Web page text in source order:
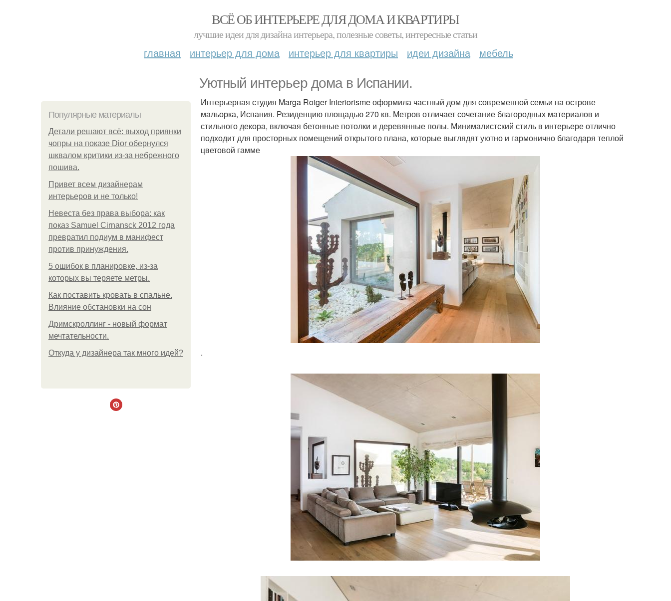
ВСЁ ОБ ИНТЕРЬЕРЕ ДЛЯ ДОМА И КВАРТИРЫ
лучшие идеи для дизайна интерьера, полезные советы, интересные статьи
главная интерьер для дома интерьер для квартиры идеи дизайна мебель
Уютный интерьер дома в Испании.
Популярные материалы
Детали решают всё: выход приянки
чопры на показе Dior обернулся
шквалом критики из-за небрежного
пошива.
Привет всем дизайнерам
интерьеров и не только!
Невеста без права выбора: как
показ Samuel Cirnansck 2012 года
превратил подиум в манифест
против принуждения.
5 ошибок в планировке, из-за
которых вы теряете метры.
Как поставить кровать в спальне.
Влияние обстановки на сон
Дримскроллинг - новый формат
мечтательности.
Откуда у дизайнера так много идей?
Интерьерная студия Marga Rotger Interiorisme оформила частный дом для современной семьи на острове
мальорка, Испания. Резиденцию площадью 270 кв. Метров отличает сочетание благородных материалов и
стильного декора, включая бетонные потолки и деревянные полы. Минималистский стиль в интерьере отлично
подходит для просторных помещений открытого плана, которые выглядят уютно и гармонично благодаря теплой
цветовой гамме
.